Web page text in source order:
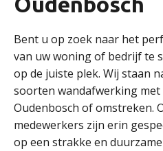
Bent u op zoek naar het
van uw woning of bedrijf te
op de juiste plek. Wij staan
soorten wandafwerking
Oudenbosch of omstreken.
medewerkers zijn erin
op een strakke en